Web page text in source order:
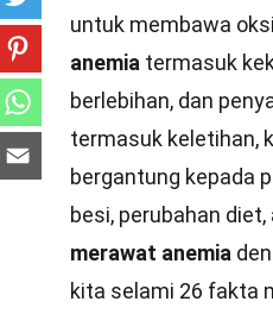
untuk membawa
anemia termasuk
berlebihan, dan
termasuk keletihan,
bergantung kepada
besi, perubahan
merawat anemia
kita selami 26 fakta